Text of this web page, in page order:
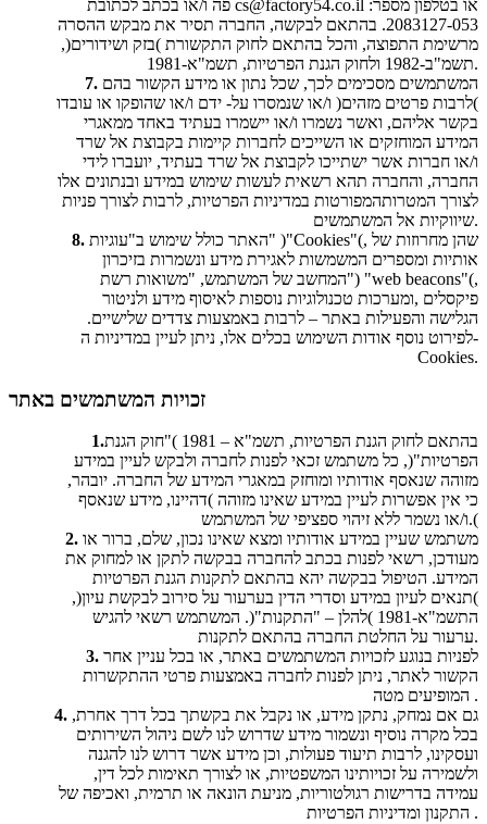
cs@factory54.co.il
2083127-053. בהתאם לבקשה, החברה תסיר את מבקש ההסרה
מרשימת התפוצה, והכל בהתאם לחוק התקשורת )בזק ושידורים(,
תשמ"ב-1982 ולחוק הגנת הפרטיות, תשמ"א-1981.
7.
)לרבות פרטים מזהים( ו/או שנמסרו על- ידם ו/או שהופקו או עובדו
בקשר אליהם, ואשר נשמרו ו/או יישמרו בעתיד באחד ממאגרי
המידע המוחזקים או השייכים לחברות קיימות בקבוצת אל שרד
ו/או חברות אשר ישתייכו לקבוצת אל שרד בעתיד, יועברו לידי
החברה, והחברה תהא רשאית לעשות שימוש במידע ובנתונים אלו
לצורך המטרותהמפורטות במדיניות הפרטיות, לרבות לצורך פניות
שיווקיות אל המשתמשים.
8.
אותיות ומספרים המשמשות לאגירת מידע ונשמרות בזיכרון
המחשב של המשתמש, "משואות רשת") "web beacons"(,
פיקסלים ,ומערכות טכנולוגיות נוספות לאיסוף מידע ולניטור
הגלישה והפעילות באתר – לרבות באמצעות צדדים שלישיים.
לפירוט נוסף אודות השימוש בכלים אלו, ניתן לעיין במדיניות ה-
Cookies.
זכויות המשתמשים באתר
1.בהתאם לחוק הגנת הפרטיות, תשמ"א – 1981 )"חוק הגנת
הפרטיות"(, כל משתמש זכאי לפנות לחברה ולבקש לעיין במידע
מזוהה שנאסף אודותיו ומוחזק במאגרי המידע של החברה. יובהר,
כי אין אפשרות לעיין במידע שאינו מזוהה )דהיינו, מידע שנאסף
ו/או נשמר ללא זיהוי ספציפי של המשתמש.(
2.
מעודכן, רשאי לפנות בכתב להחברה בבקשה לתקן או למחוק את
המידע. הטיפול בבקשה יהא בהתאם לתקנות הגנת הפרטיות
)תנאים לעיון במידע וסדרי הדין בערעור על סירוב לבקשת עיון(,
התשמ"א-1981 )להלן – "התקנות"(. המשתמש רשאי להגיש
ערעור על החלטת החברה בהתאם לתקנות.
3.
הקשור לאתר, ניתן לפנות לחברה באמצעות פרטי ההתקשרות
המופיעים מטה .
4.
בכל מקרה נוסיף ונשמור מידע שדרוש לנו לשם ניהול השירותים
ועסקינו, לרבות תיעוד פעולות, וכן מידע אשר דרוש לנו להגנה
ולשמירה על זכויותינו המשפטיות, או לצורך תאימות לכל דין,
עמידה בדרישות רגולטוריות, מניעת הונאה או תרמית, ואכיפה של
התקנון ומדיניות הפרטיות .